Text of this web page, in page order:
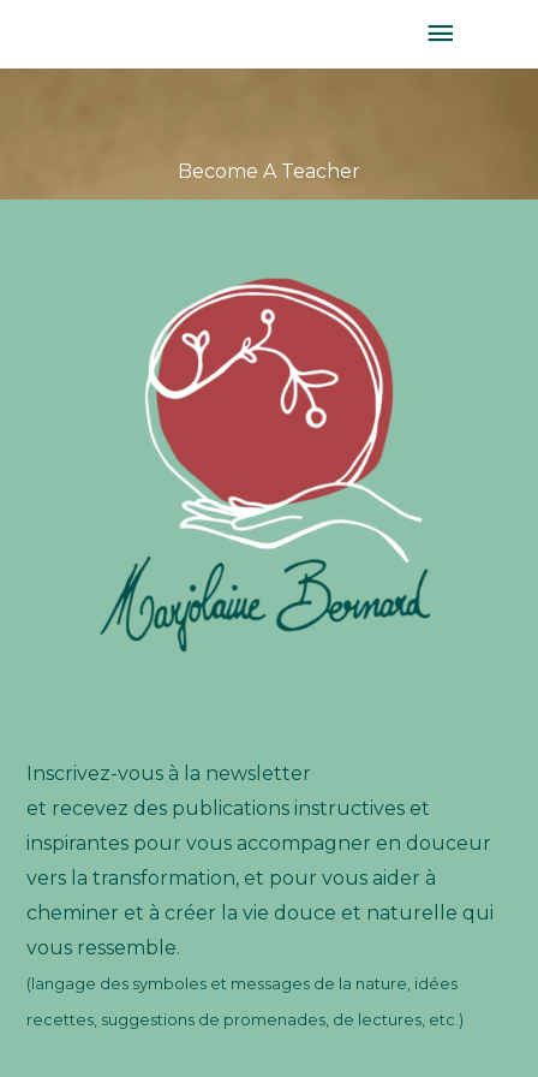
MENU
Become A Teacher
Inscrivez-vous à la newsletter
et recevez des publications instructives et
inspirantes pour vous accompagner en douceur
vers la transformation, et pour vous aider à
cheminer et à créer la vie douce et naturelle qui
vous ressemble.
(langage des symboles et messages de la nature, idées
recettes, suggestions de promenades, de lectures, etc.)